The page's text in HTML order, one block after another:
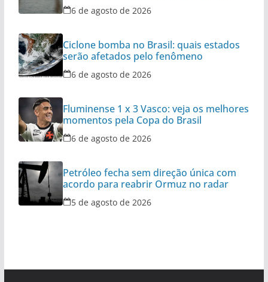
6 de agosto de 2026
Ciclone bomba no Brasil: quais estados
serão afetados pelo fenômeno
6 de agosto de 2026
Fluminense 1 x 3 Vasco: veja os melhores
momentos pela Copa do Brasil
6 de agosto de 2026
Petróleo fecha sem direção única com
acordo para reabrir Ormuz no radar
5 de agosto de 2026